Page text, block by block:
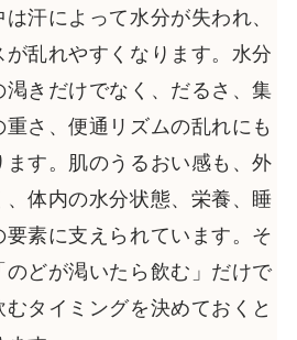
汗によって水分が失われ、
乱れやすくなります。水分
きだけでなく、だるさ、集
さ、便通リズムの乱れにも
す。肌のうるおい感も、外
体内の水分状態、栄養、睡
素に支えられています。そ
どが渇いたら飲む」だけで
タイミングを決めておくと